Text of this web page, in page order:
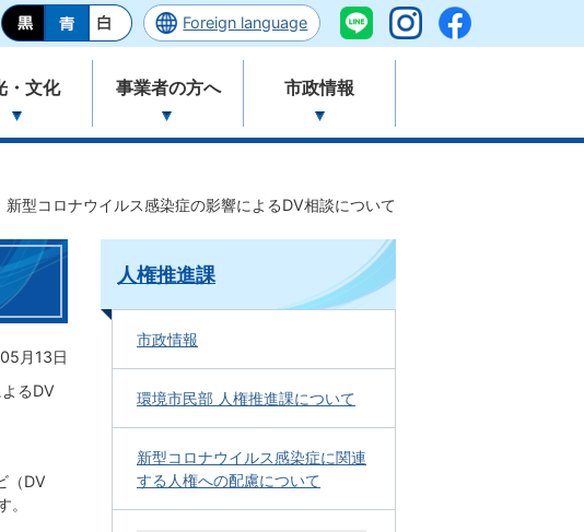
Foreign language
・文化 事業者の方へ 市政情報
新型コロナウイルス感染症の影響によるDV相談について
月13日
るDV
（DV
人権推進課
市政情報
環境市民部 人権推進課について
新型コロナウイルス感染症に関連
する人権への配慮について